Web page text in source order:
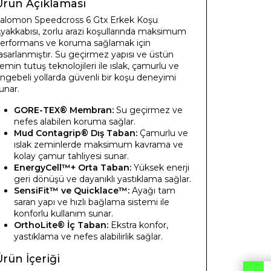
Açıklaması
Speedcross 6 Gtx Erkek Koşu
zorlu arazi koşullarında maksimum
ve koruma sağlamak için
Su geçirmez yapısı ve üstün
tutuş teknolojileri ile ıslak, çamurlu ve
yollarda güvenli bir koşu deneyimi
GORE-TEX® Membran: Su geçirmez ve
nefes alabilen koruma sağlar.
Mud Contagrip® Dış Taban: Çamurlu ve
ıslak zeminlerde maksimum kavrama ve
kolay çamur tahliyesi sunar.
EnergyCell™+ Orta Taban: Yüksek enerji
geri dönüşü ve dayanıklı yastıklama sağlar.
SensiFit™ ve Quicklace™: Ayağı tam
saran yapı ve hızlı bağlama sistemi ile
konforlu kullanım sunar.
OrthoLite® İç Taban: Ekstra konfor,
yastıklama ve nefes alabilirlik sağlar.
İçeriği